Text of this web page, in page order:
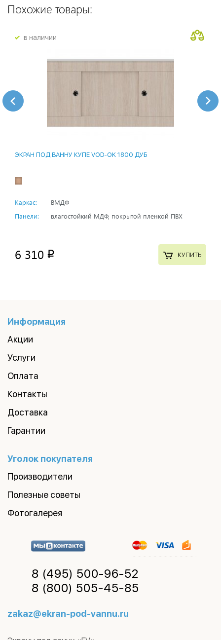
Похожие товары:
в наличии
ЭКРАН ПОД ВАННУ КУПЕ VOD-OK 1800 ДУБ
Каркас:
ВМДФ
Панели:
влагостойкий МДФ, покрытой пленкой ПВХ
6 310 p КУПИТЬ
Информация
Акции
Услуги
Оплата
Контакты
Доставка
Гарантии
Уголок покупателя
Производители
Полезные советы
Фотогалерея
8 (495) 500-96-52
8 (800) 505-45-85
zakaz@ekran-pod-vannu.ru